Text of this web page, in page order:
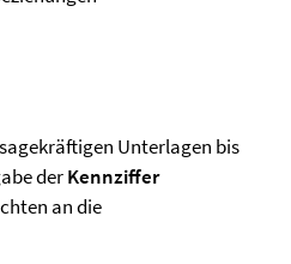
Unterlagen bis
derKennziffer
an die